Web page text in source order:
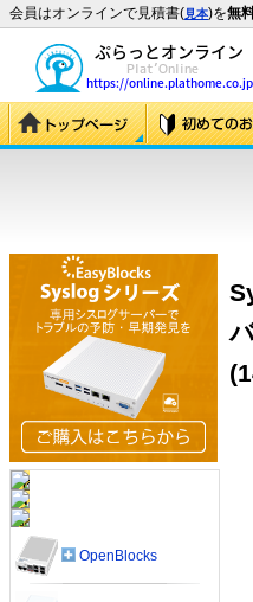
会員はオンラインで見積書(見本)を無
OpenBlocks